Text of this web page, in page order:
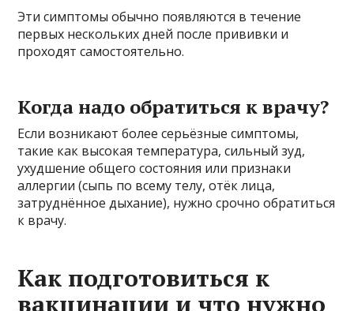
Эти симптомы обычно появляются в течение
первых нескольких дней после прививки и
проходят самостоятельно.
Когда надо обратиться к врачу?
Если возникают более серьёзные симптомы,
такие как высокая температура, сильный зуд,
ухудшение общего состояния или признаки
аллергии (сыпь по всему телу, отёк лица,
затруднённое дыхание), нужно срочно обратиться
к врачу.
Как подготовиться к
вакцинации и что нужно